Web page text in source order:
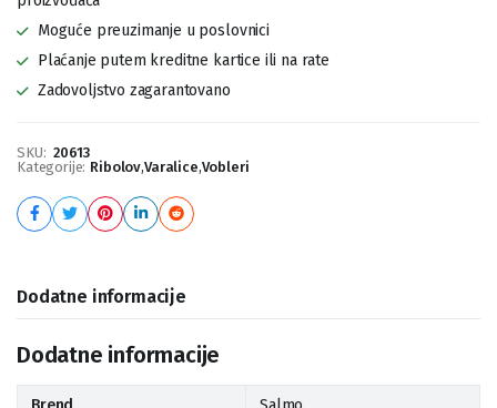
Moguće preuzimanje u poslovnici
Plaćanje putem kreditne kartice ili na rate
Zadovoljstvo zagarantovano
SKU: 20613
Kategorije: Ribolov,Varalice,Vobleri
Dodatne informacije
Dodatne informacije